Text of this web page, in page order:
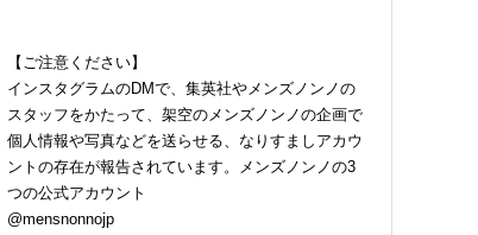
【ご注意ください】
インスタグラムのDMで、集英社やメンズノンノの
スタッフをかたって、架空のメンズノンノの企画で
個人情報や写真などを送らせる、なりすましアカウ
ントの存在が報告されています。メンズノンノの3
つの公式アカウント
@mensnonnojp